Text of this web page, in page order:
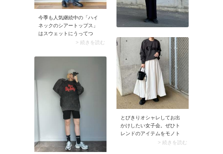
今季も人気継続中の「ハイ
ネックのシアートップス」
はスウェットにうってつ
け。下に重ね着すること
クがチラリと覗きコーデが
わせると、カジュアルなス
ウェットがお出かけモード
に決まりますよ。
> 続きを読む
とびきりオシャレしてお出
かけしたい女子会。ぜひト
レンドのアイテムをモノト
ーンコーデにプラスしてみ
> 続きを読む